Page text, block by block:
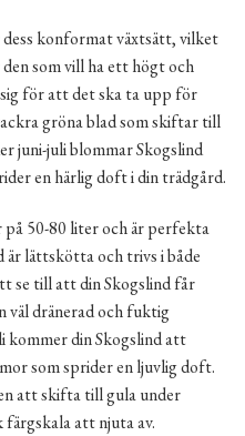
dess konformat växtsätt, vilket
som vill ha ett högt och
för att det ska ta upp för
gröna blad som skiftar till
juni-juli blommar Skogslind
en härlig doft i din trädgård.
50-80 liter och är perfekta
är lättskötta och trivs i både
se till att din Skogslind får
väl dränerad och fuktig
kommer din Skogslind att
som sprider en ljuvlig doft.
att skifta till gula under
att njuta av.